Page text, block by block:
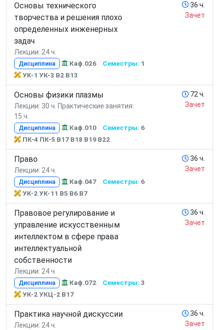
Основы технического
творчества и решения плохо
определенных инженерных
задач
Лекции: 24 ч.
36 ч.
Зачет
Дисциплина Каф.026 Семестры: 1
УК-1 УК-3 В2 В13
Основы физики плазмы
Лекции: 30 ч. Практические занятия:
15 ч.
72 ч.
Зачет
Дисциплина Каф.010 Семестры: 6
ПК-4 ПК-5 В17 В18 В19 В22
Право
Лекции: 24 ч.
36 ч.
Зачет
Дисциплина Каф.047 Семестры: 6
УК-2 УК-11 В5 В6 В7
Правовое регулирование и
управление искусственным
интеллектом в сфере права
интеллектуальной
собственности
Лекции: 24 ч.
36 ч.
Зачет
Дисциплина Каф.072 Семестры: 3
УК-2 УКЦ-2 В17
Практика научной дискуссии
Лекции: 24 ч.
36 ч.
Зачет